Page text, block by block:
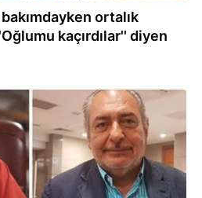
ortalık
kaçırdılar'' diyen